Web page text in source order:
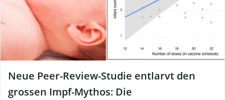
Neue Peer-Review-Studie entlarvt den
grossen Impf-Mythos: Die